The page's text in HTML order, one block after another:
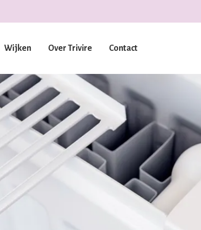
Wijken Over Trivire Contact